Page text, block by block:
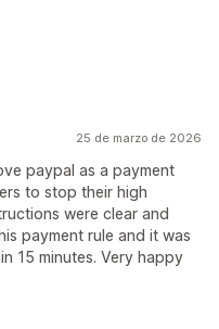
25 de marzo de 2026
paypal as a payment
to stop their high
were clear and
payment rule and it was
15 minutes. Very happy